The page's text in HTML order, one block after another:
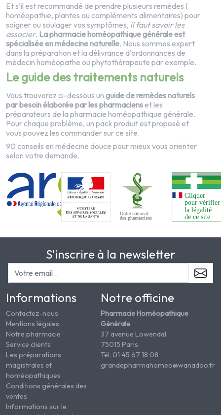
Et s’il est recommandé de prendre plusieurs remèdes (
homéopathie, plantes ou compléments alimentaires) pour
soigner ou soulager vos symptômes, il faut savoir les
associer. La pharmacie homéopathique générale est
spécialisée en médecine naturelle. Nous sommes expert
dans lapréparation et la délivrance d’ordonnances de
médecin homéopathe ou phytothérapeute par exemple.
Le guide des traitements naturels
Vous trouverez ci-dessous un guide de remèdes naturels
par besoin élaborée par les pharmacienset les
préparateurs de lapharmacie homéopathique générale.
Pour chaque problème, un pack produit est proposé et
vous pouvez les commander sur ce site.
90 conseils en médecine douce pour mieux vous orienter
selon votre demande.
S'inscrire à la newsletter
Informations
Contactez-nous
Mentions légales
Notre pharmacie
Service clients
Les préparations
magistrales et
homéopathiques
Conditions générales des
ventes
Informations sur le
Notre officine
Pharmacie Homéopathique
Générale
37 avenue Lowendal
75015 Paris
Tél. 01 45 67 18 08
grandepharmahomeo@wanadoo.fr